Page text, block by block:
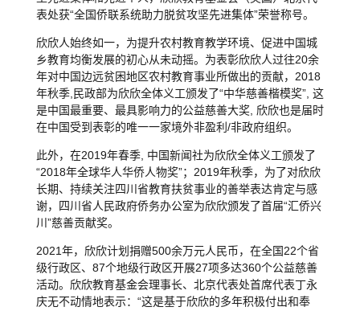
表处获“全国侨联系统助力脱贫攻坚先进集体”荣誉称号。
欣欣人始终如一，为提升农村教育教学环境、促进中国城
乡教育均衡发展的初心从未动摇。为表彰欣欣人过往20余
年对中国边远贫困地区农村教育事业所做出的贡献，2018
年秋季,民政部为欣欣全体义工颁发了“中华慈善楷模奖”, 这
是中国最重要、最具影响力的公益慈善大奖, 欣欣也是届时
在中国受到表彰的唯一一家境外非盈利/非政府组织。
此外，在2019年春季, 中国新闻社为欣欣全体义工颁发了
“2018年全球华人华侨人物奖”；2019年秋季，为了对欣欣
长期、持续关注四川省教育扶贫事业的善举表达肯定与感
谢，四川省人民政府侨务办公室为欣欣颁发了首届“汇侨兴
川”慈善贡献奖。
2021年，欣欣计划捐赠500余万元人民币，在全国22个省
级行政区、87个地级行政区开展27项多达360个公益慈善
活动。欣欣教育基金会理事长、北京代表处首席代表丁永
庆无不动情地表示：“这是基于欣欣的多年积极付出和奉